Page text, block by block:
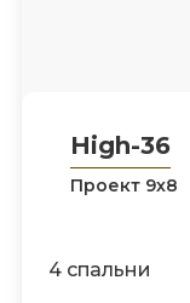
High-36
Проект 9х8
4 спальни